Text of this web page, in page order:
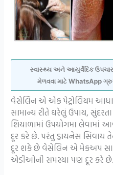
સ્વાસ્થ્ય અને આયુર્વેદિક ઉપચાર
મેળવવા માટે WhatsApp
વેસેલિન એ એક પેટ્રોલિયમ
સામાન્ય રીતે ઘરેલું ઉપાય,
શિયાળામાં ઉપયોગમા લેવામાં
દૂર કરે છે. પરંતુ ડ્રાયનેસ
દૂર શકે છે વેસેલિન એ મેકઅપ
એડીઓની સમસ્યા પણ દૂર કરે છે.